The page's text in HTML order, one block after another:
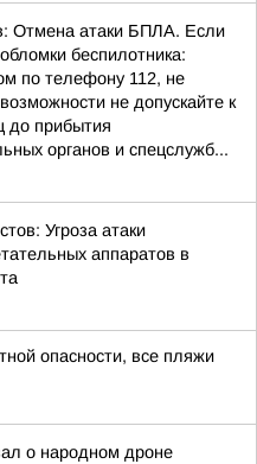
Отмена атаки БПЛА. Если
беспилотника:
по телефону 112, не
не допускайте к
до прибытия
органов и спецслужб...
Угроза атаки
аппаратов в
опасности, все пляжи
о народном дроне